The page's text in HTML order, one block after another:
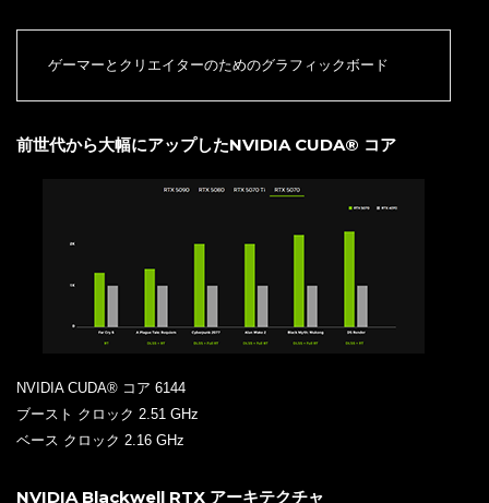
ゲーマーとクリエイターのためのグラフィックボード
前世代から大幅にアップしたNVIDIA CUDA® コア
NVIDIA CUDA® コア 6144
ブースト クロック 2.51 GHz
ベース クロック 2.16 GHz
NVIDIA Blackwell RTX アーキテクチャ